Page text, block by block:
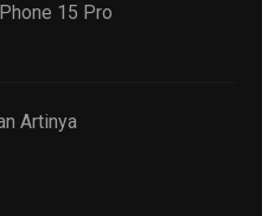
15 Pro
Artinya